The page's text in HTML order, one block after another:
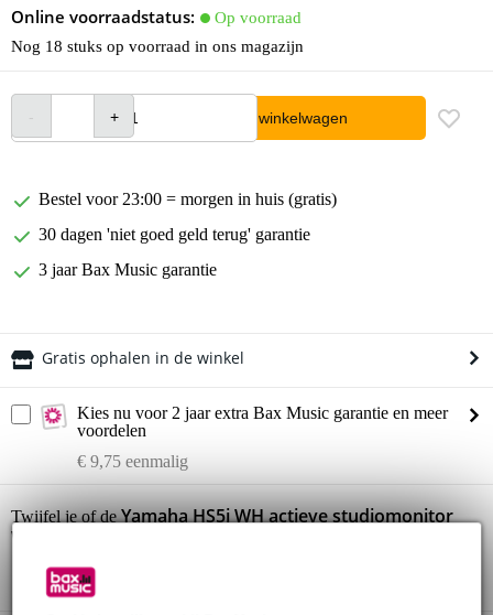
Online voorraadstatus:
Op voorraad
Nog 18 stuks op voorraad in ons magazijn
In winkelwagen
Bestel voor 23:00 = morgen in huis (gratis)
30 dagen 'niet goed geld terug' garantie
3 jaar Bax Music garantie
Gratis ophalen in de winkel
Kies nu voor 2 jaar extra Bax Music garantie en meer
voordelen
€ 9,75 eenmalig
Twijfel je of deYamaha HS5i WH actieve studiomonitor
wit (per stuk)